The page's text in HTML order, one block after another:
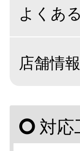
よくあ
店舗情報
対応